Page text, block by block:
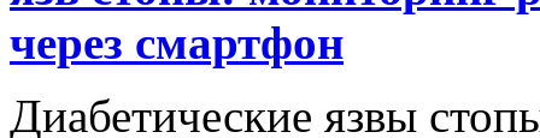
через смартфон
Диабетические язвы